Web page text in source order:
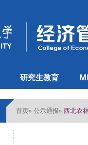
研究生教育
首页» 公示通报» 西北农